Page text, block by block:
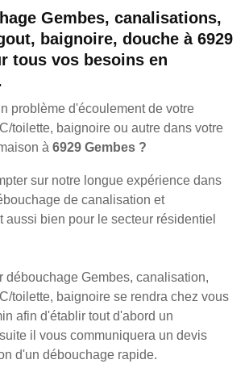
Gembes, canalisations,
baignoire, douche à 6929
tous vos besoins en
problème d'écoulement de votre
toilette, baignoire ou autre dans votre
à 6929 Gembes ?
sur notre longue expérience dans
de canalisation et
aussi bien pour le secteur résidentiel
débouchage Gembes, canalisation,
toilette, baignoire se rendra chez vous
afin d'établir tout d'abord un
il vous communiquera un devis
d'un débouchage rapide.